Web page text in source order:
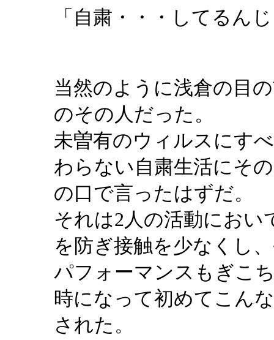
「自粛・・・してるん
当然のように浅倉の目
のその人だった。
未曽有のウィルスにす
わらない自粛生活にそ
の口で言ったはずだ。
それは2人の活動におい
を防ぎ接触を少なくし
パフォーマンスもぎこ
時になって初めてこん
された。